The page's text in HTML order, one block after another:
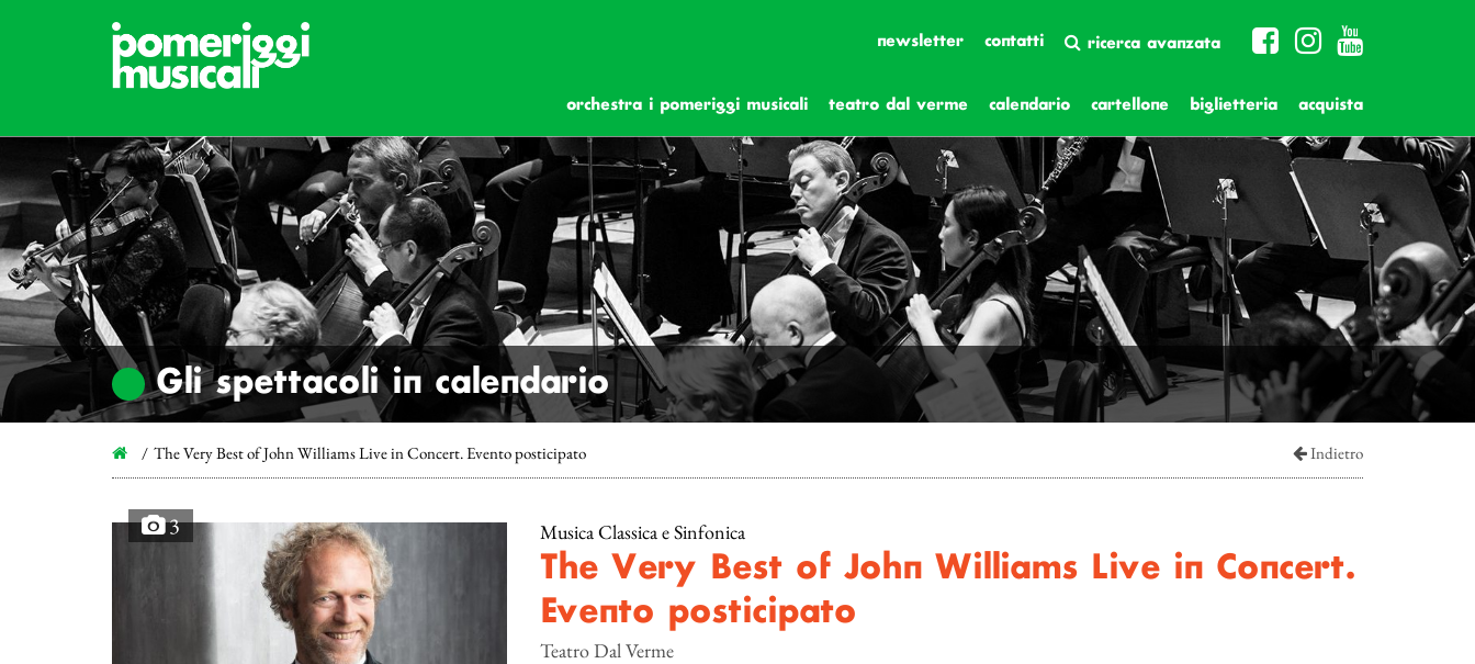
newsletter contatti ricerca avanzata
orchestra i pomeriggi musicali teatro dal verme calendario cartellone biglietteria acquista
Gli spettacoli in calendario
The Very Best of John Williams Live in Concert. Evento posticipato Indietro
3 Musica Classica e Sinfonica
The Very Best of John Williams Live in Concert.
Evento posticipato
Teatro Dal Verme